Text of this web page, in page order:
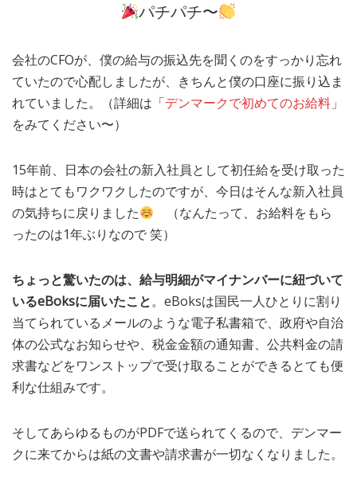
ABOUT US- サイトについて
パチパチ〜
会社のCFOが、僕の給与の振込先を聞くのをすっかり忘れ
ていたので心配しましたが、きちんと僕の口座に振り込ま
れていました。（詳細は「デンマークで初めてのお給料 」
をみてください〜）
15年前、日本の会社の新入社員として初任給を受け取った
時はとてもワクワクしたのですが、今日はそんな新入社員
の気持ちに戻りました
（なんたって、お給料をもら
ったのは1年ぶりなので 笑）
ちょっと驚いたのは、給与明細がマイナンバーに紐づいて
いるeBoksに届いたこと。eBoksは国民一人ひとりに割り
当てられているメールのような電子私書箱で、政府や自治
体の公式なお知らせや、税金金額の通知書、公共料金の請
求書などをワンストップで受け取ることができるとても便
利な仕組みです。
そしてあらゆるものがPDFで送られてくるので、デンマー
クに来てからは紙の文書や請求書が一切なくなりました。